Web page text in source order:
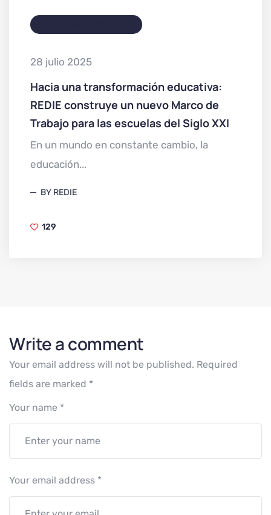
28 julio 2025
Hacia una transformación educativa:
REDIE construye un nuevo Marco de
Trabajo para las escuelas del Siglo XXI
En un mundo en constante cambio, la
educación...
BY REDIE
129
Write a comment
Your email address will not be published. Required
fields are marked *
Your name *
Your email address *